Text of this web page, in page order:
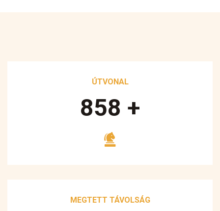
ÚTVONAL
890 +
MEGTETT TÁVOLSÁG